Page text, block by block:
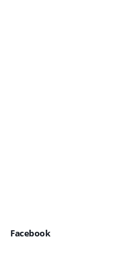
Facebook